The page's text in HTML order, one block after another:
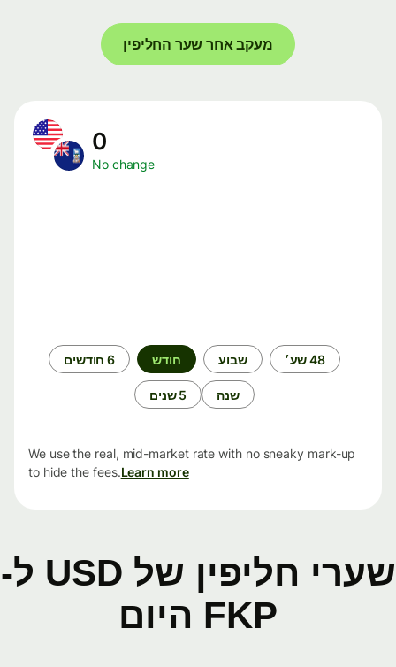
מעקב אחר שער החליפין
No change
48 שע׳ שבוע חודש 6 חודשים
שנה 5 שנים
We use the real, mid-market rate with no sneaky mark-up
to hide the fees.Learn more
שערי חליפין של USD ל-
FKP היום